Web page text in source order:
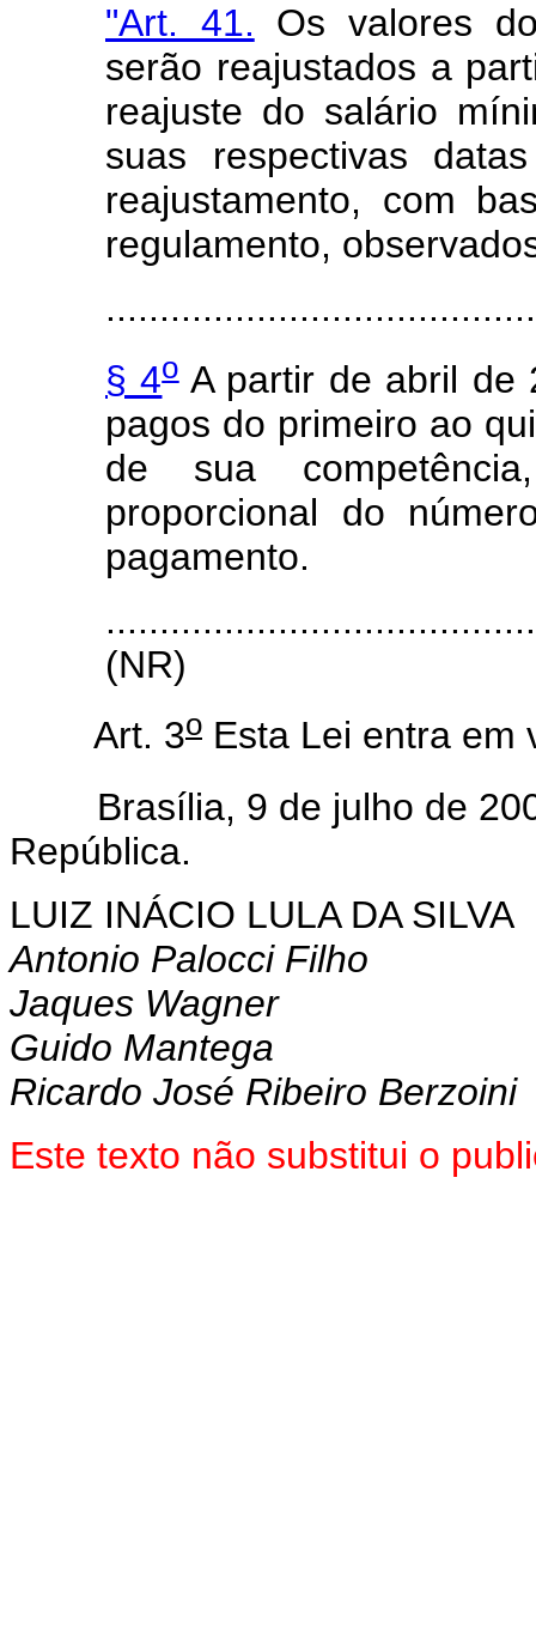
"Art. 41. Os valores
serão reajustados a
reajuste do salário
suas respectivas
reajustamento, com
regulamento,
§ 4oA partir de abril de
pagos do primeiro ao
de sua
proporcional do
pagamento.
(NR)
Art. 3o Esta Lei entra em
Brasília, 9 de julho de
República.
LUIZ INÁCIO LULA DA SILVA
Antonio Palocci Filho
Jaques Wagner
Guido Mantega
Ricardo José Ribeiro Berzoini
Este texto não substitui o